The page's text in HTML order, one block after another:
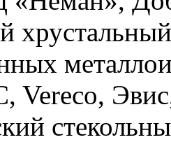
Vereco,